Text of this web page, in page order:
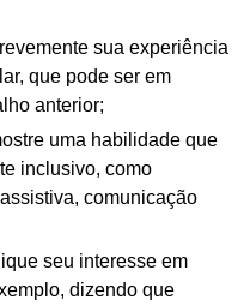
sua experiência
que pode ser em
anterior;
uma habilidade que
inclusivo, como
comunicação
seu interesse em
dizendo que